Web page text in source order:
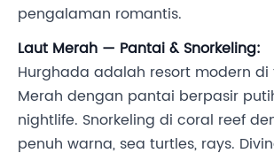
pengalaman romantis.
Laut Merah — Pantai & Snorkeling:
Hurghada adalah resort modern di
Merah dengan pantai berpasir
nightlife. Snorkeling di coral reef
penuh warna, sea turtles, rays.